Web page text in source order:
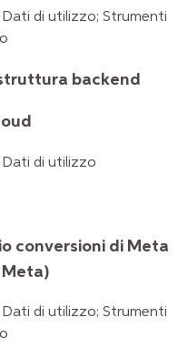
Dati di utilizzo; Strumenti
backend
Dati di utilizzo
conversioni di Meta
Meta)
Dati di utilizzo; Strumenti